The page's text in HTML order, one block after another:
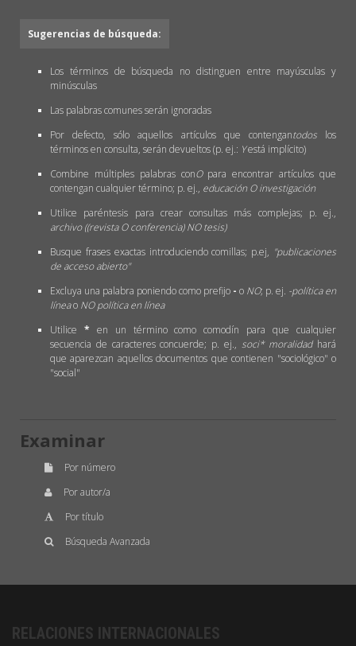
Sugerencias de búsqueda:
Los términos de búsqueda no distinguen entre mayúsculas y
minúsculas
Las palabras comunes serán ignoradas
Por defecto, sólo aquellos artículos que contengantodoslos
términos en consulta, serán devueltos (p. ej.: Yestá implícito)
Combine múltiples palabras conOpara encontrar artículos que
contengan cualquier término; p. ej., educación O investigación
Utilice paréntesis para crear consultas más complejas; p. ej.,
archivo ((revista O conferencia) NO tesis)
Busque frases exactas introduciendo comillas; p.ej, "publicaciones
de acceso abierto"
Excluya una palabra poniendo como prefijo - o NO; p. ej. -política en
líneao NO política en línea
Utilice * en un término como comodín para que cualquier
secuencia de caracteres concuerde; p. ej., soci* moralidadhará
que aparezcan aquellos documentos que contienen "sociológico" o
"social"
Examinar
Por número
Por autor/a
Por título
Búsqueda Avanzada
RELACIONES INTERNACIONALES